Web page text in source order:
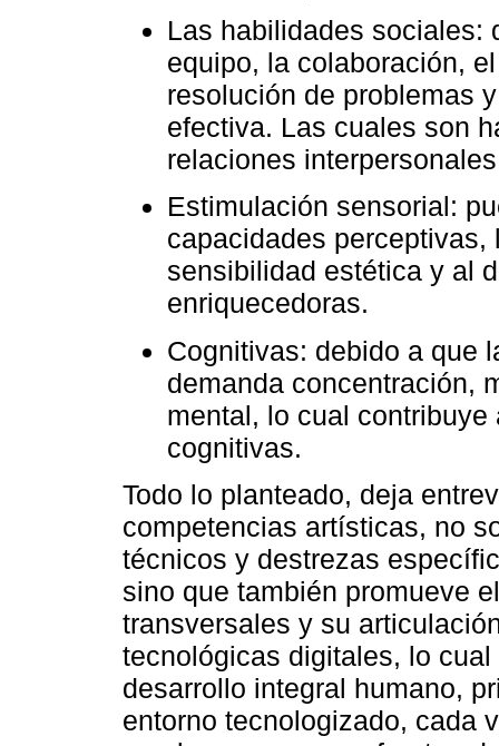
Las habilidades sociales:
equipo, la colaboración,
resolución de problemas
efectiva. Las cuales son
relaciones
Estimulación sensorial:
capacidades
sensibilidad estética y al
enriquecedoras.
Cognitivas: debido a que
demanda concentración,
mental, lo cual
cognitivas.
Todo lo planteado, deja
competencias artísticas, no
técnicos y destrezas
sino que también promueve
transversales y su
tecnológicas digitales, lo
desarrollo integral humano,
entorno tecnologizado, cada